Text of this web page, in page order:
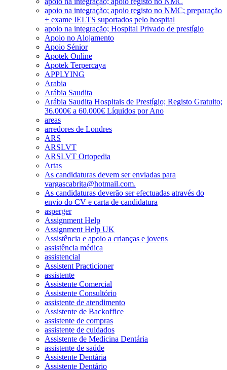
apoio na integração; apoio registo no NMC; preparação
+ exame IELTS suportados pelo hospital
apoio na integração; Hospital Privado de prestígio
Apoio no Alojamento
Apoio Sénior
Apotek Online
Apotek Terpercaya
APPLYING
Arabia
Arábia Saudita
Arábia Saudita Hospitais de Prestígio; Registo Gratuito;
36.000€ a 60.000€ Líquidos por Ano
areas
arredores de Londres
ARS
ARSLVT
ARSLVT Ortopedia
Artas
As candidaturas devem ser enviadas para
vargascabrita@hotmail.com.
As candidaturas deverão ser efectuadas através do
envio do CV e carta de candidatura
asperger
Assignment Help
Assignment Help UK
Assistência e apoio a crianças e jovens
assistência médica
assistencial
Assistent Practicioner
assistente
Assistente Comercial
Assistente Consultório
assistente de atendimento
Assistente de Backoffice
assistente de compras
assistente de cuidados
Assistente de Medicina Dentária
assistente de saúde
Assistente Dentária
Assistente Dentário